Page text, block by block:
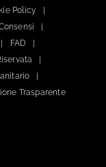
Policy
FAD
Trasparente